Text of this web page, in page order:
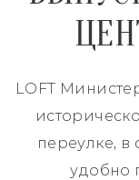
LOFT
переулке,
удобно